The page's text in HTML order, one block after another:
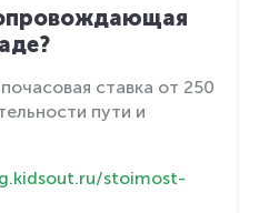
ставка от 250
пути и
stoimost-